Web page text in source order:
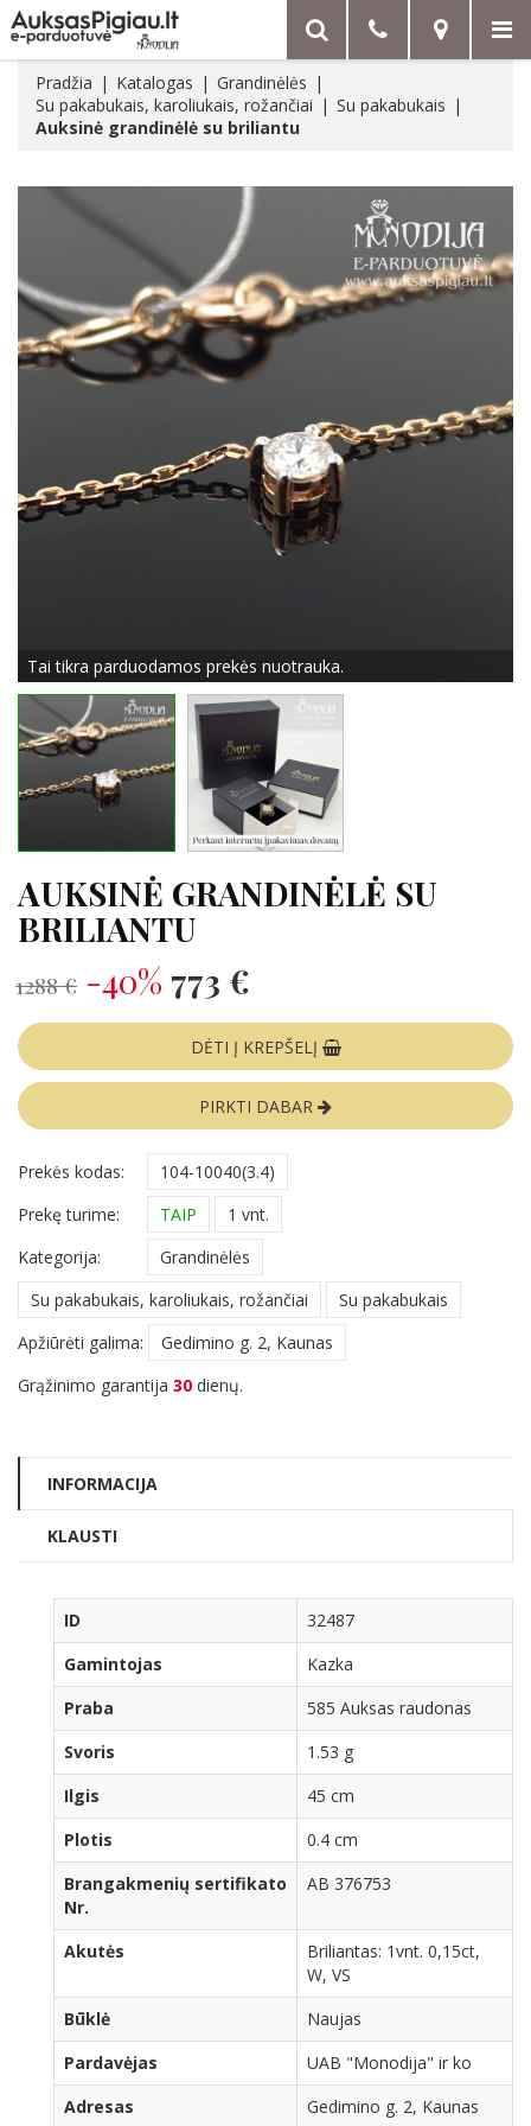
Pradžia Katalogas
Grandinėlės
Su pakabukais, karoliukais, rožančiai
Su pakabukais
Auksinė grandinėlė su briliantu
Tai tikra parduodamos prekės nuotrauka.
AUKSINĖ GRANDINĖLĖ SU
BRILIANTU
1288 € -40% 773 €
DĖTI Į KREPŠELĮ
PIRKTI DABAR
Prekės kodas:
104-10040(3.4)
Prekę turime:
TAIP
1 vnt.
Kategorija:
Grandinėlės
Su pakabukais, karoliukais, rožančiai
Su pakabukais
Apžiūrėti galima:
Gedimino g. 2, Kaunas
Grąžinimo garantija 30 dienų.
INFORMACIJA
KLAUSTI
ID
32487
Gamintojas
Kazka
Praba
585 Auksas raudonas
Svoris
1.53 g
Ilgis
45 cm
Plotis
0.4 cm
Brangakmenių sertifikato
Nr.
AB 376753
Akutės
Briliantas: 1vnt. 0,15ct,
W, VS
Būklė
Naujas
Pardavėjas
UAB "Monodija" ir ko
Adresas
Gedimino g. 2, Kaunas